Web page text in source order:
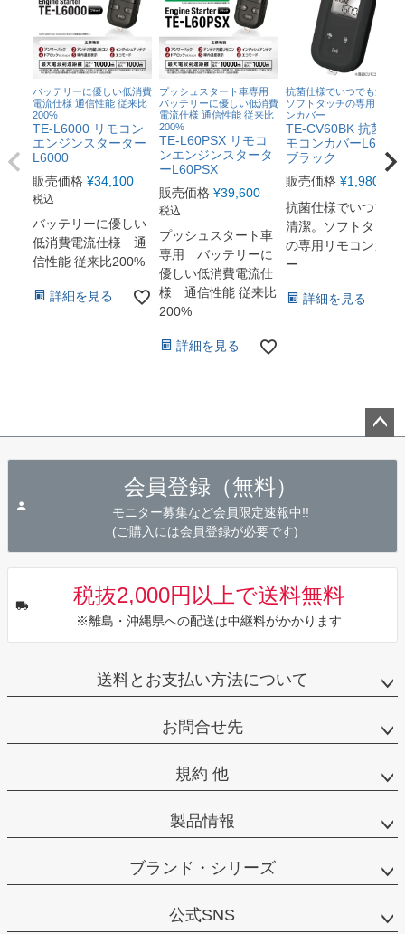
バッテリーに優しい低消費
電流仕様 通信性能 従来比
200%
TE-L6000 リモコン
エンジンスターター
L6000
販売価格 ¥34,100
税込
バッテリーに優しい
低消費電流仕様 通
信性能 従来比200%
詳細を見る
プッシュスタート車専用
バッテリーに優しい低消費
電流仕様 通信性能 従来比
200%
TE-L60PSX リモコ
ンエンジンスタータ
ーL60PSX
販売価格 ¥39,600
税込
プッシュスタート車
専用 バッテリーに
優しい低消費電流仕
様 通信性能 従来比
200%
詳細を見る
抗菌仕様でいつでも清潔。
ソフトタッチの専用リモコ
ンカバー
TE-CV60BK 抗菌リ
モコンカバーL6000
ブラック
販売価格 ¥1,980
抗菌仕様でいつでも
清潔。ソフトタッチ
の専用リモコンカバ
ー
詳細を見る
会員登録（無料）
モニター募集など会員限定速報中!!
(ご購入には会員登録が必要です)
税抜2,000円以上で送料無料
※離島・沖縄県への配送は中継料がかかります
送料とお支払い方法について
お問合せ先
規約 他
製品情報
ブランド・シリーズ
公式SNS